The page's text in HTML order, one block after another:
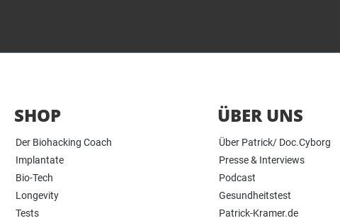
SHOP
Der Biohacking Coach
Implantate
Bio-Tech
Longevity
Tests
ÜBER UNS
Über Patrick/ Doc.Cyborg
Presse & Interviews
Podcast
Gesundheitstest
Patrick-Kramer.de